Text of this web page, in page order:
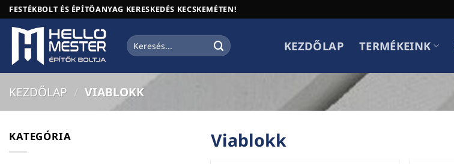
Skip
to
content
FESTÉKBOLT ÉS ÉPÍTŐANYAG KERESKEDÉS KECSKEMÉTEN!
Keresés
a
KEZDŐLAP TERMÉKEINK
KEZDŐLAP / VIABLOKK
KATEGÓRIA Viablokk